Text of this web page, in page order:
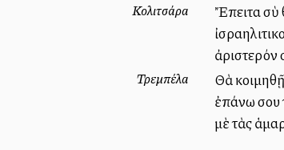
Κολιτσάρα
Ἔπειτα σὺ
ἀριστερόν
Τρεμπέλα
Θὰ
ἐπάνω σου
μὲ τὰς